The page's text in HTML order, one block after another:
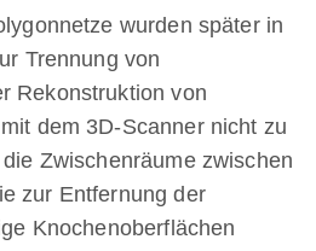
wurden später in
Trennung von
Rekonstruktion von
dem 3D-Scanner nicht zu
Zwischenräume zwischen
zur Entfernung der
Knochenoberflächen